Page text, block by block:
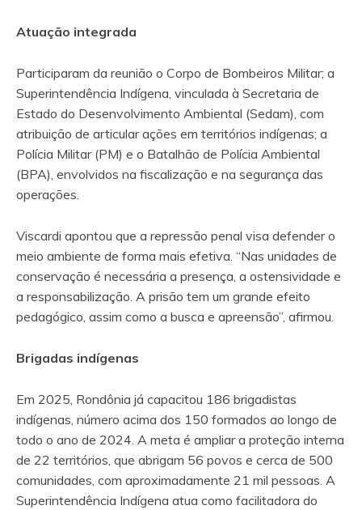
Atuação integrada
Participaram da reunião o Corpo de Bombeiros Militar; a
Superintendência Indígena, vinculada à Secretaria de
Estado do Desenvolvimento Ambiental (Sedam), com
atribuição de articular ações em territórios indígenas; a
Polícia Militar (PM) e o Batalhão de Polícia Ambiental
(BPA), envolvidos na fiscalização e na segurança das
operações.
Viscardi apontou que a repressão penal visa defender o
meio ambiente de forma mais efetiva. “Nas unidades de
conservação é necessária a presença, a ostensividade e
a responsabilização. A prisão tem um grande efeito
pedagógico, assim como a busca e apreensão”, afirmou.
Brigadas indígenas
Em 2025, Rondônia já capacitou 186 brigadistas
indígenas, número acima dos 150 formados ao longo de
todo o ano de 2024. A meta é ampliar a proteção interna
de 22 territórios, que abrigam 56 povos e cerca de 500
comunidades, com aproximadamente 21 mil pessoas. A
Superintendência Indígena atua como facilitadora do